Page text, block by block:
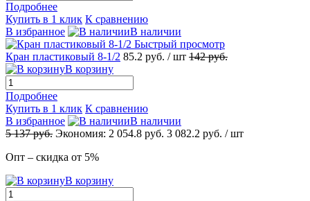
Подробнее
Купить в 1 клик К сравнению
В избранное
В наличии
Быстрый просмотр
Кран пластиковый 8-1/2 85.2 руб. / шт 142руб.
В корзину
Подробнее
Купить в 1 клик К сравнению
В избранное
В наличии
5 137руб. Экономия: 2 054.8 руб. 3 082.2 руб. / шт
Опт – скидка от 5%
В корзину